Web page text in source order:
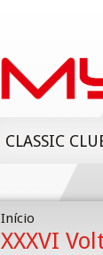
CLASSIC
Início
XXXVI